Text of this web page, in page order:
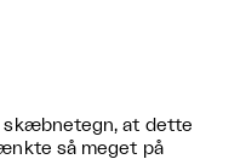
skæbnetegn, at dette
så meget på